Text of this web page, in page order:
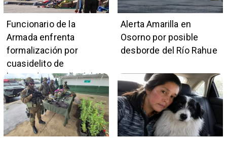
Funcionario de la
Armada enfrenta
formalización por
cuasidelito de
homicidio en Viña del
Mar
Alerta Amarilla en
Osorno por posible
desborde del Río Rahue